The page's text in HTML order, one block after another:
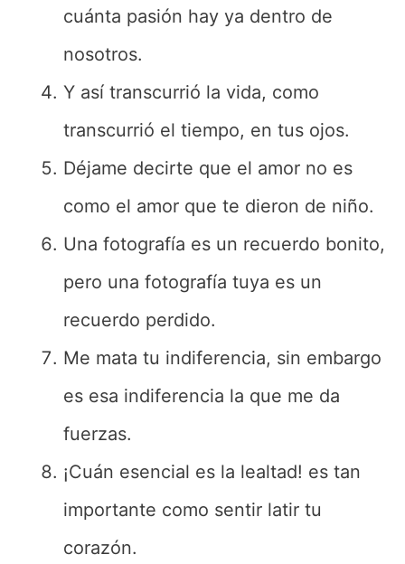
cuánta pasión hay ya dentro de
nosotros.
Y así transcurrió la vida, como
transcurrió el tiempo, en tus ojos.
Déjame decirte que el amor no es
como el amor que te dieron de niño.
Una fotografía es un recuerdo bonito,
pero una fotografía tuya es un
recuerdo perdido.
Me mata tu indiferencia, sin embargo
es esa indiferencia la que me da
fuerzas.
¡Cuán esencial es la lealtad! es tan
importante como sentir latir tu
corazón.